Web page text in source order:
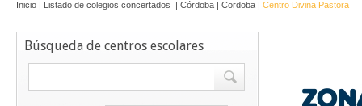
Inicio | Listado de colegios concertados | Córdoba | Cordoba | Centro Divina Pastora
Búsqueda de centros escolares